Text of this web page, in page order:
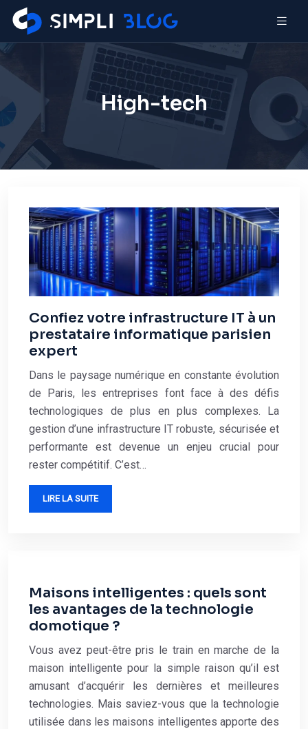
High-tech
Confiez votre infrastructure IT à un
prestataire informatique parisien
expert
Dans le paysage numérique en constante évolution
de Paris, les entreprises font face à des défis
technologiques de plus en plus complexes. La
gestion d’une infrastructure IT robuste, sécurisée et
performante est devenue un enjeu crucial pour
rester compétitif. C’est…
LIRE LA SUITE
Maisons intelligentes : quels sont
les avantages de la technologie
domotique ?
Vous avez peut-être pris le train en marche de la
maison intelligente pour la simple raison qu’il est
amusant d’acquérir les dernières et meilleures
technologies. Mais saviez-vous que la technologie
utilisée dans les maisons intelligentes apporte des